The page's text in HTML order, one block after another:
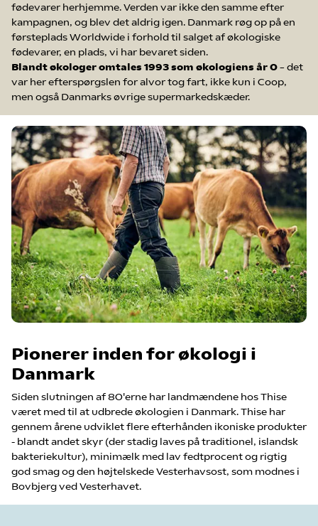
fødevarer herhjemme. Verden var ikke den samme efter
kampagnen, og blev det aldrig igen. Danmark røg op på en
førsteplads Worldwide i forhold til salget af økologiske
fødevarer, en plads, vi har bevaret siden.
Blandt økologer omtales 1993 som økologiens år 0– det
var her efterspørgslen for alvor tog fart, ikke kun i Coop,
men også Danmarks øvrige supermarkedskæder.
Pionerer inden for økologi i
Danmark
Siden slutningen af 80'erne har landmændene hos Thise
været med til at udbrede økologien i Danmark. Thise har
gennem årene udviklet flere efterhånden ikoniske produkter
- blandt andet skyr (der stadig laves på traditionel, islandsk
bakteriekultur), minimælk med lav fedtprocent og rigtig
god smag og den højtelskede Vesterhavsost, som modnes i
Bovbjerg ved Vesterhavet.